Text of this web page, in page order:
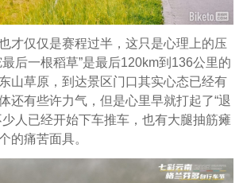
才仅仅是赛程过半，这只是心理上的压
后一根稻草”是最后120km到136公里的
草原，到达景区门口其实心态已经有
还有些许力气，但是心里早就打起了“退
人已经开始下车推车，也有大腿抽筋瘫
的痛苦面具。